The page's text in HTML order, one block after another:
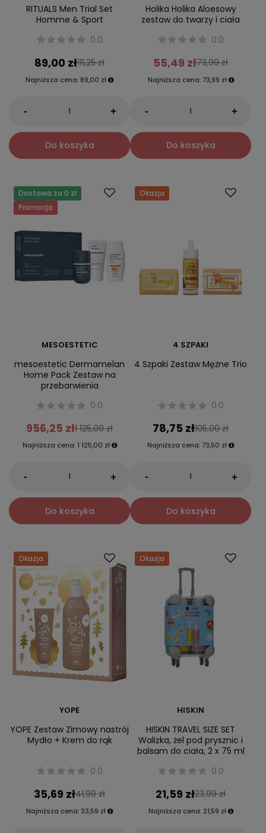
RITUALS Men Trial Set
Homme & Sport
0.0
89,00 zł111,25 zł
Najniższa cena: 89,00 zł
- +
Do koszyka
Holika Holika Aloesowy
zestaw do twarzy i ciała
0.0
55,49 zł73,99 zł
Najniższa cena: 73,99 zł
- +
Do koszyka
Dostawa za 0 zł
Promocja
MESOESTETIC
mesoestetic Dermamelan
Home Pack Zestaw na
przebarwienia
0.0
956,25 zł1 125,00 zł
Najniższa cena: 1 125,00 zł
- +
Do koszyka
Okazja
4 SZPAKI
4 Szpaki Zestaw Mężne Trio
0.0
78,75 zł105,00 zł
Najniższa cena: 73,50 zł
- +
Do koszyka
Okazja
YOPE
YOPE Zestaw Zimowy nastrój
Mydło + Krem do rąk
0.0
35,69 zł41,99 zł
Najniższa cena: 33,59 zł
Okazja
HISKIN
HISKIN TRAVEL SIZE SET
Walizka, żel pod prysznic i
balsam do ciała, 2 x 75 ml
0.0
21,59 zł23,99 zł
Najniższa cena: 21,59 zł